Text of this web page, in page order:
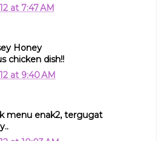
at 7:47 AM
Honey
chicken dish!!
at 9:40 AM
menu enak2, tergugat